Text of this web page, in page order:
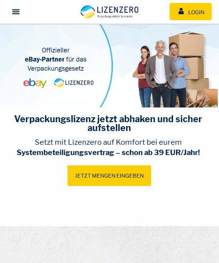
Menü öffnen/schließen LOGIN
Verpackungslizenz jetzt abhaken und sicher
aufstellen
Systembeteiligungsvertrag – schon ab 39 EUR/Jahr!
JETZT MENGEN EINGEBEN